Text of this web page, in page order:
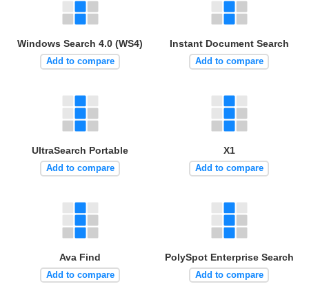
Windows Search 4.0 (WS4)
Add to compare
Instant Document Search
Add to compare
UltraSearch Portable
Add to compare
X1
Add to compare
Ava Find
Add to compare
PolySpot Enterprise Search
Add to compare